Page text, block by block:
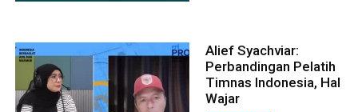
Alief Syachviar:
Perbandingan Pelatih
Timnas Indonesia, Hal
Wajar